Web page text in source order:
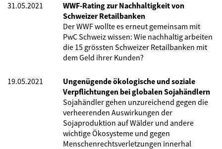
31.05.2021
WWF-Rating zur Nachhaltigkeit von
Schweizer Retailbanken
Der WWF wollte es erneut gemeinsam mit
PwC Schweiz wissen: Wie nachhaltig arbeiten
die 15 grössten Schweizer Retailbanken mit
dem Geld ihrer Kunden?
19.05.2021
Ungenügende ökologische und soziale
Verpflichtungen bei globalen Sojahändlern
Sojahändler gehen unzureichend gegen die
verheerenden Auswirkungen der
Sojaproduktion auf Wälder und andere
wichtige Ökosysteme und gegen
Menschenrechtsverletzungen innerhal